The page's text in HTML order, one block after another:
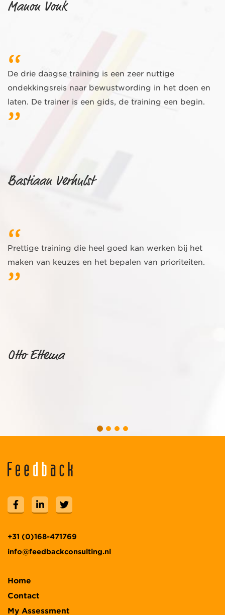
Manon Vonk
De drie daagse training is een zeer nuttige
ondekkingsreis naar bewustwording in het doen en
laten. De trainer is een gids, de training een begin.
Bastiaan Verhulst
Prettige training die heel goed kan werken bij het
maken van keuzes en het bepalen van prioriteiten.
Otto Ettema
+31 (0)168-471769
info@feedbackconsulting.nl
Home
Contact
My Assessment